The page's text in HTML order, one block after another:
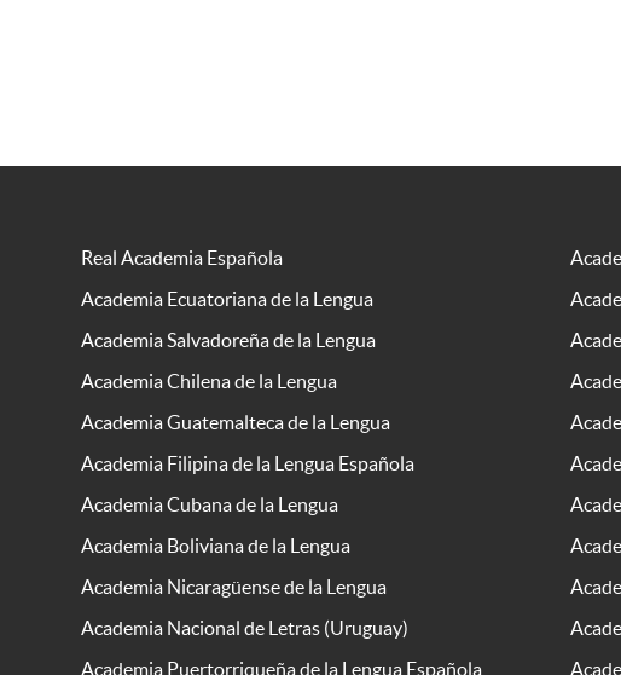
Real Academia Española
Academia Ecuatoriana de la Lengua
Academia Salvadoreña de la Lengua
Academia Chilena de la Lengua
Academia Guatemalteca de la Lengua
Academia Filipina de la Lengua Española
Academia Cubana de la Lengua
Academia Boliviana de la Lengua
Academia Nicaragüense de la Lengua
Academia Nacional de Letras (Uruguay)
Academia Puertorriqueña de la Lengua Española